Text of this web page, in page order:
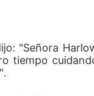
"Señora
tiempo